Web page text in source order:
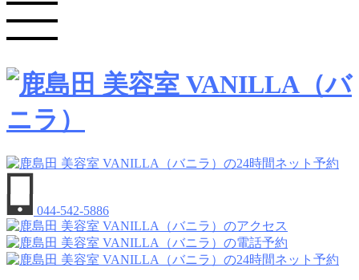
044-542-5886